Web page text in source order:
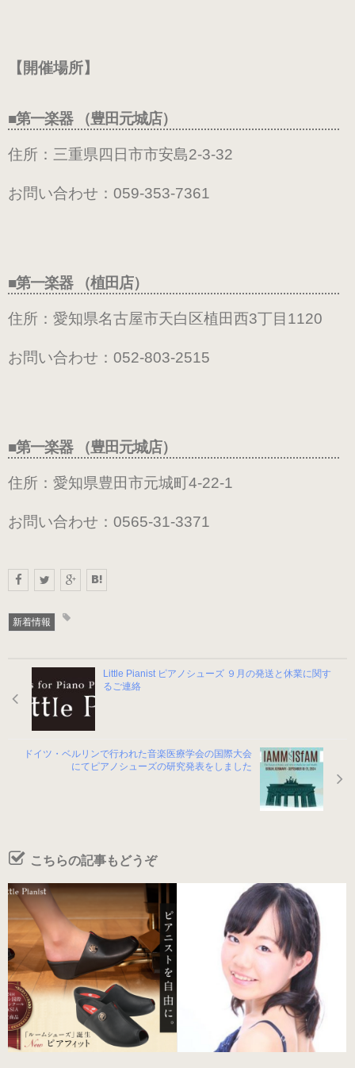
（21.0～25.0cm）
練習用（ヒール高2cm）
練習用（ストレッチ生地）
（21.0～22.0cm）数量限定商品
室内用ルームシューズ
（22.0～25.0cm）
（22.0～25.0cm）
3WAY (ゴールド・本革)
数量限定商品（22.0～25.0cm）
3WAY (ワイン・本革)
数量限定商品（22.0～25.0cm）
数量限定商品（22.0～25.0cm）
シルバー
数量限定商品（22.0～25.0cm）
コンサート用（ヒール高6cm）
【開催場所】
■第一楽器 （豊田元城店）
住所：三重県四日市市安島2-3-32
お問い合わせ： 059-353-7361
■第一楽器 （植田店）
住所：愛知県名古屋市天白区植田西3丁目1120
お問い合わせ： 052-803-2515
■第一楽器 （豊田元城店）
住所：愛知県豊田市元城町4-22-1
お問い合わせ：0565-31-3371
新着情報
Little Pianist ピアノシューズ ９月の発送と休業に関す
るご連絡
ドイツ・ベルリンで行われた音楽医療学会の国際大会
にてピアノシューズの研究発表をしました
こちらの記事もどうぞ